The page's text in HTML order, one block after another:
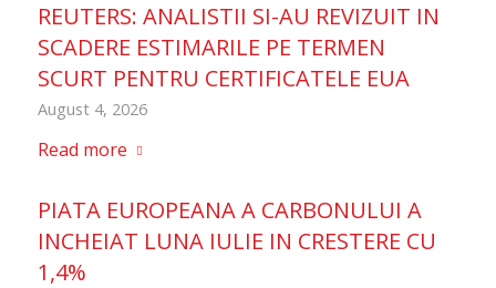
REUTERS: ANALISTII SI-AU REVIZUIT IN
SCADERE ESTIMARILE PE TERMEN
SCURT PENTRU CERTIFICATELE EUA
August 4, 2026
Read more
PIATA EUROPEANA A CARBONULUI A
INCHEIAT LUNA IULIE IN CRESTERE CU
1,4%